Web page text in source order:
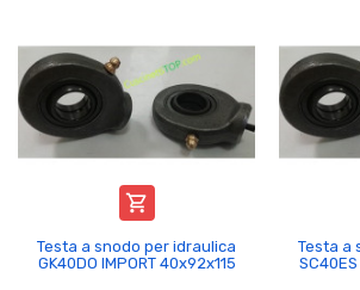

Testa a snodo per idraulica
GK40DO IMPORT 40x92x115
Testa a
SC40ES